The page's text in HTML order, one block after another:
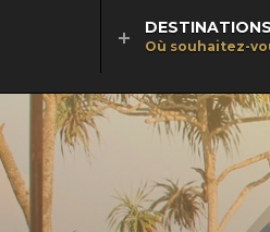
DESTINATIONS
Où souhaitez-